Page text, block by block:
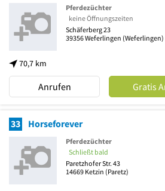
70,7 km
Pferdezüchter
keine Öffnungszeiten
Schäferberg 23
39356Weferlingen (Weferlingen)
Anrufen Gratis
33 Horseforever
Pferdezüchter
Schließt bald
Paretzhofer Str. 43
14669 Ketzin (Paretz)